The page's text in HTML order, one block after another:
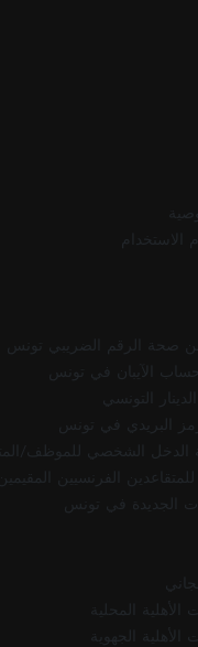
الاستخدام
من صحة الرقم الضريبي تونس
الآيبان في تونس
التونسي
البريدي في تونس
الدخل الشخصي للموظف/
الفرنسيين
الجديدة في تونس
الأهلية المحلية
الأهلية الجهوية